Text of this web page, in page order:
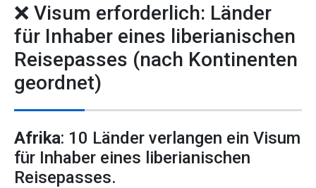
❌ Visum erforderlich: Länder
für Inhaber eines liberianischen
Reisepasses (nach Kontinenten
geordnet)
Afrika: 10 Länder verlangen ein Visum
für Inhaber eines liberianischen
Reisepasses.